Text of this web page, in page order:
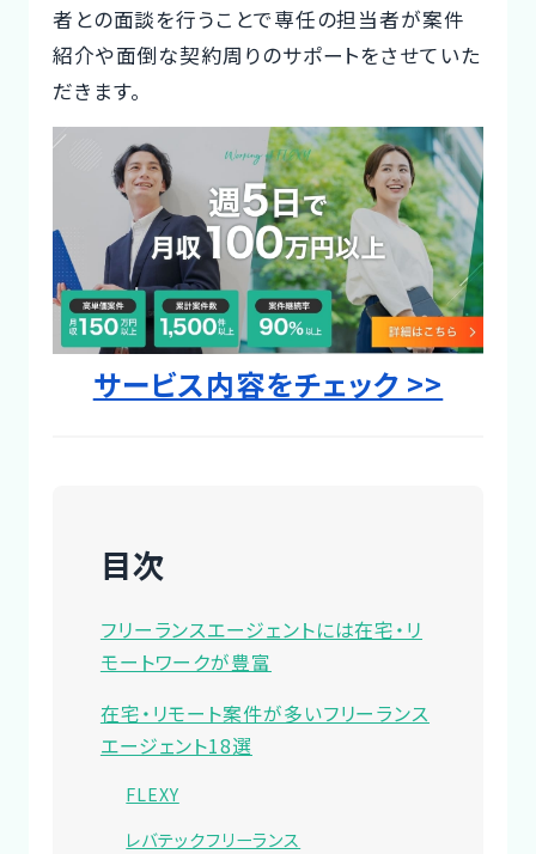
者との面談を行うことで専任の担当者が案件
紹介や面倒な契約周りのサポートをさせていた
だきます。
サービス内容をチェック >>
目次
フリーランスエージェントには在宅・リ
モートワークが豊富
在宅・リモート案件が多いフリーランス
エージェント18選
FLEXY
レバテックフリーランス